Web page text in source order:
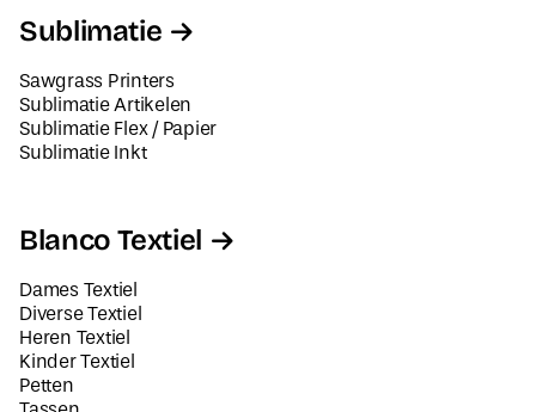
Sublimatie
Sawgrass Printers
Sublimatie Artikelen
Sublimatie Flex / Papier
Sublimatie Inkt
Blanco Textiel
Dames Textiel
Diverse Textiel
Heren Textiel
Kinder Textiel
Petten